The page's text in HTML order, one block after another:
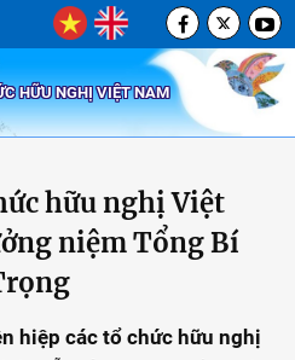
HỮU NGHỊ VIỆT NAM
hữu nghị Việt
niệm Tổng Bí
hiệp các tổ chức hữu nghị